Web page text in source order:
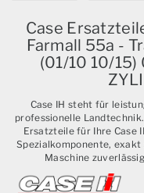
Case
Farmall 55a -
(01/10 10/
Case IH steht für
professionelle
Ersatzteile für Ihre Case
Spezialkomponente,
Maschine